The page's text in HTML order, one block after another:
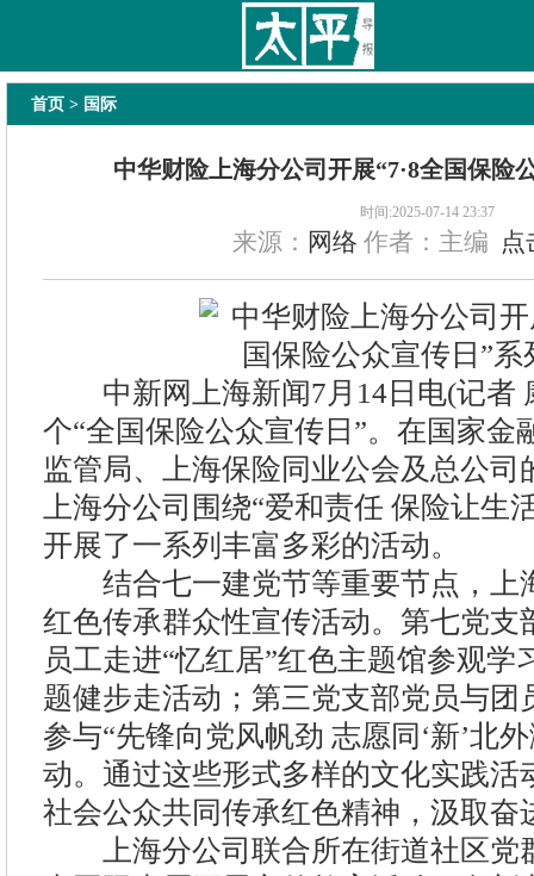
国内 国际 教育
首页 > 国际
中华财险上海分公司开展“7·8全国保险
时间:2025-07-14 23:37
来源： 网络 作者：主编 点
中新网上海新闻7月14日电(记者
个“全国保险公众宣传日”。在国家金
监管局、上海保险同业公会及总公司
上海分公司围绕“爱和责任 保险让生
开展了一系列丰富多彩的活动。
结合七一建党节等重要节点，上
红色传承群众性宣传活动。第七党支
员工走进“忆红居”红色主题馆参观学
题健步走活动；第三党支部党员与团
参与“先锋向党风帆劲 志愿同‘新’北
动。通过这些形式多样的文化实践活
社会公众共同传承红色精神，汲取奋
上海分公司联合所在街道社区党